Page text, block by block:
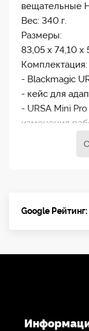
вещательные
Вес: 340 г.
Размеры:
83,05 х 74,10 х
Комплектация:
- Blackmagic
- кейс для
- URSA Mini
изменения
Google Рейтинг: